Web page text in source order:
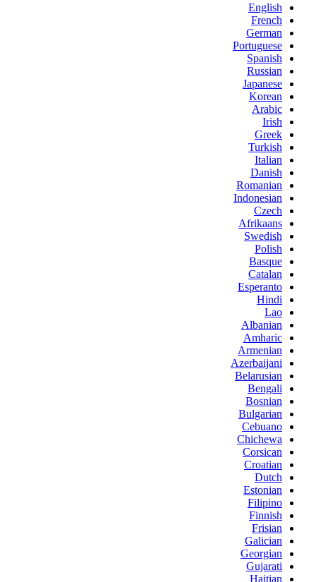
English
French
German
Portuguese
Spanish
Russian
Japanese
Korean
Arabic
Irish
Greek
Turkish
Italian
Danish
Romanian
Indonesian
Czech
Afrikaans
Swedish
Polish
Basque
Catalan
Esperanto
Hindi
Lao
Albanian
Amharic
Armenian
Azerbaijani
Belarusian
Bengali
Bosnian
Bulgarian
Cebuano
Chichewa
Corsican
Croatian
Dutch
Estonian
Filipino
Finnish
Frisian
Galician
Georgian
Gujarati
Haitian